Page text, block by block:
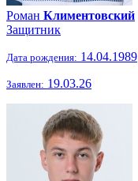
Роман Климентовский
Защитник
Дата рождения: 14.04.1989
Заявлен: 19.03.26